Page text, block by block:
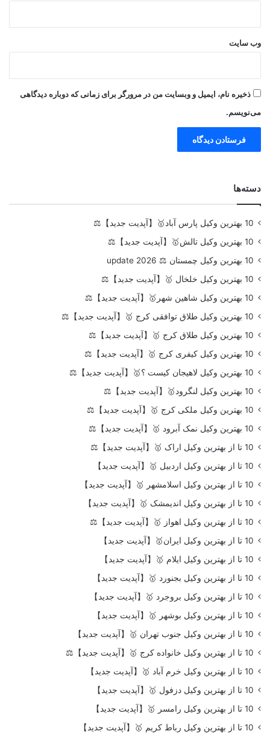
وب‌ سایت
ذخیره نام، ایمیل و وبسایت من در مرورگر برای زمانی که دوباره دیدگاهی
می‌نویسم.
دسته‌ها
10 بهترین وکیل پارس آباد🥇【آپدیت جدید】⚖️
10 بهترین وکیل تالش🥇【آپدیت جدید】⚖️
10 بهترین وکیل چمستان ⚖️ update 2026
10 بهترین وکیل خلخال 🥇【آپدیت جدید】⚖️
10 بهترین وکیل شاهین شهر🥇【آپدیت جدید】⚖️
10 بهترین وکیل طلاق توافقی کرج 🥇【آپدیت جدید】⚖️
10 بهترین وکیل طلاق کرج 🥇【آپدیت جدید】⚖️
10 بهترین وکیل کیفری کرج 🥇【آپدیت جدید】⚖️
10 بهترین وکیل لاهیجان کیست ؟🥇【آپدیت جدید】⚖️
10 بهترین وکیل لنگرود🥇【آپدیت جدید】⚖️
10 بهترین وکیل ملکی کرج 🥇【آپدیت جدید】⚖️
10 بهترین وکیل نمک آبرود 🥇【آپدیت جدید】⚖️
10 تا از بهترین وکیل اراک 🥇【آپدیت جدید】⚖️
10 تا از بهترین وکیل اردبیل 🥇【آپدیت جدید】
10 تا از بهترین وکیل اسلامشهر 🥇【آپدیت جدید】
10 تا از بهترین وکیل اندیمشک 🥇【آپدیت جدید】
10 تا از بهترین وکیل اهواز 🥇【آپدیت جدید】⚖️
10 تا از بهترین وکیل ایران🥇【آپدیت جدید】
10 تا از بهترین وکیل ایلام 🥇【آپدیت جدید】
10 تا از بهترین وکیل بجنورد 🥇【آپدیت جدید】
10 تا از بهترین وکیل بروجرد 🥇【آپدیت جدید】
10 تا از بهترین وکیل بوشهر 🥇【آپدیت جدید】
10 تا از بهترین وکیل جنوب تهران 🥇【آپدیت جدید】
10 تا از بهترین وکیل خانواده کرج 🥇【آپدیت جدید】⚖️
10 تا از بهترین وکیل خرم آباد 🥇【آپدیت جدید】
10 تا از بهترین وکیل دزفول 🥇【آپدیت جدید】
10 تا از بهترین وکیل رامسر 🥇【آپدیت جدید】
10 تا از بهترین وکیل رباط کریم 🥇【آپدیت جدید】